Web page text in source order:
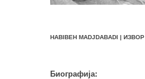
HABIBEH MADJDABADI |
Биографија: